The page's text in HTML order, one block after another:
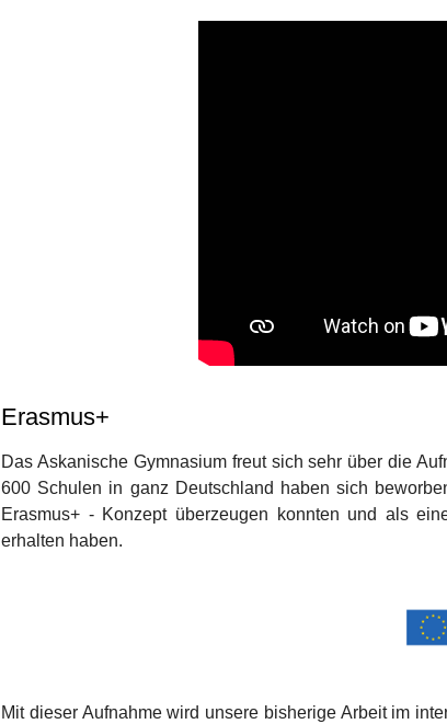
Erasmus+
Das Askanische Gymnasium freut sich sehr über die
600 Schulen in ganz Deutschland haben sich
Erasmus+ - Konzept überzeugen konnten und als
erhalten haben.
Mit dieser Aufnahme wird unsere bisherige Arbeit im